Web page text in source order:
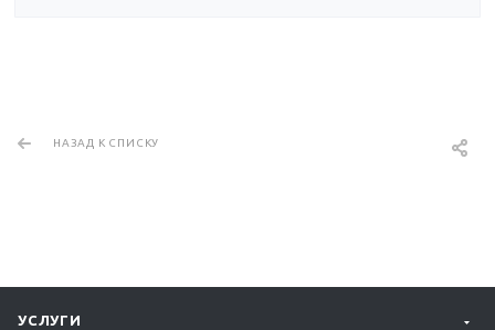
НАЗАД К СПИСКУ
УСЛУГИ